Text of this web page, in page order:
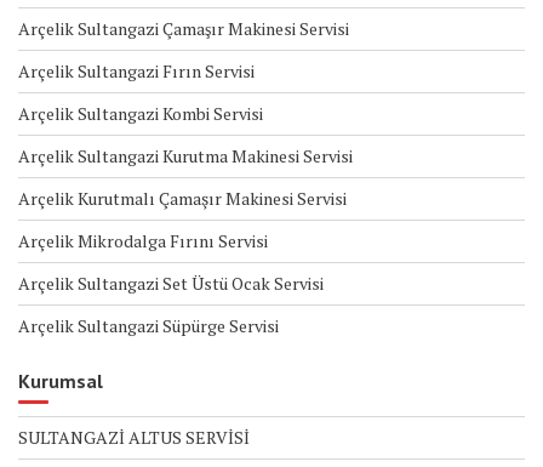
Arçelik Sultangazi Çamaşır Makinesi Servisi
Arçelik Sultangazi Fırın Servisi
Arçelik Sultangazi Kombi Servisi
Arçelik Sultangazi Kurutma Makinesi Servisi
Arçelik Kurutmalı Çamaşır Makinesi Servisi
Arçelik Mikrodalga Fırını Servisi
Arçelik Sultangazi Set Üstü Ocak Servisi
Arçelik Sultangazi Süpürge Servisi
Kurumsal
SULTANGAZİ ALTUS SERVİSİ